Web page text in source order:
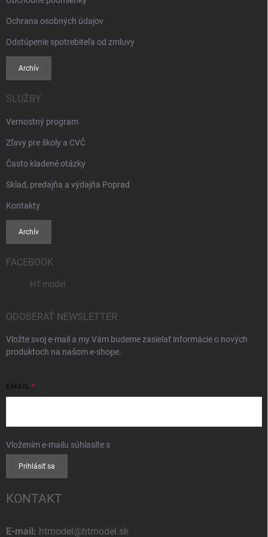
Ochrana osobných údajov
Odstúpenie spotrebiteľa od zmluvy
Archív
SLUŽBY
Vernostný program
Zľavy pre školy a CVČ
Často kladené otázky
Sklad, predajňa a výdajňa Poprad
Kontakty
Archív
FACEBOOK
HT model
ODOBERAŤ NEWSLETTER
Vložte svoj e-mail a my Vám budeme zasielať informácie o nových
produktoch na našom e-shope.
EMAIL
Vložením e-mailu súhlasíte s
Prihlásiť sa
KONTAKT
E-mail: htmodel@htmodel.sk